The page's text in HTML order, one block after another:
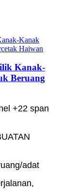
Kanak-
Beruang
+22 span
adat